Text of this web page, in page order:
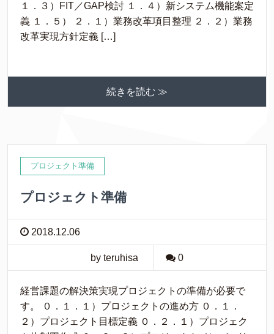
１．３）FIT／GAP検討 １．４）新システム機能案定
義 １．５） ２．１）業務改革項目整理 ２．２）業務
改革実現方針定義 […]
続きを読む ≫
プロジェクト準備
プロジェクト準備
2018.12.06
by teruhisa 0
経営課題の解決策実現プロジェクトの準備が必要で
す。 ０．１．１）プロジェクトの進め方 ０．１．
２）プロジェクト目標定義 ０．２．１）プロジェク